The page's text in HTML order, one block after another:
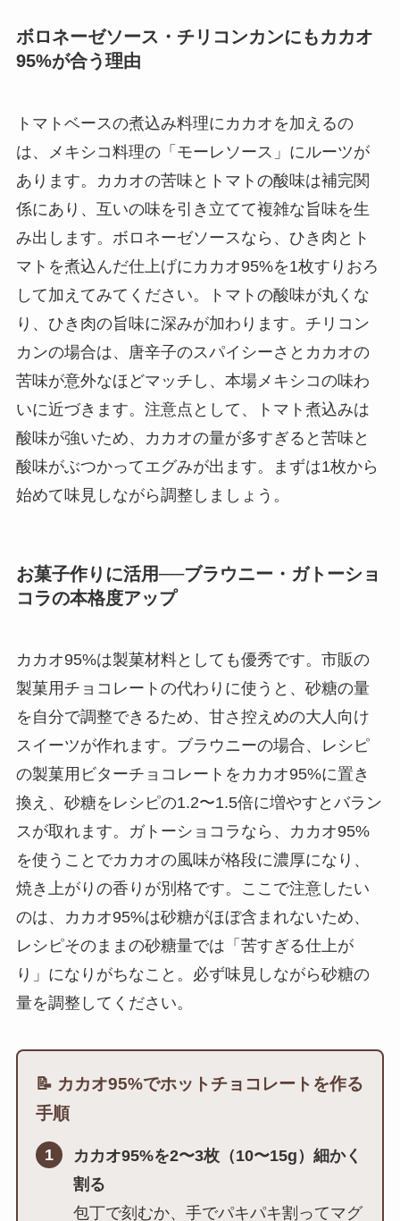
ボロネーゼソース・チリコンカンにもカカオ
95%が合う理由
トマトベースの煮込み料理にカカオを加えるの
は、メキシコ料理の「モーレソース」にルーツが
あります。カカオの苦味とトマトの酸味は補完関
係にあり、互いの味を引き立てて複雑な旨味を生
み出します。ボロネーゼソースなら、ひき肉とト
マトを煮込んだ仕上げにカカオ95%を1枚すりおろ
して加えてみてください。トマトの酸味が丸くな
り、ひき肉の旨味に深みが加わります。チリコン
カンの場合は、唐辛子のスパイシーさとカカオの
苦味が意外なほどマッチし、本場メキシコの味わ
いに近づきます。注意点として、トマト煮込みは
酸味が強いため、カカオの量が多すぎると苦味と
酸味がぶつかってエグみが出ます。まずは1枚から
始めて味見しながら調整しましょう。
お菓子作りに活用──ブラウニー・ガトーショ
コラの本格度アップ
カカオ95%は製菓材料としても優秀です。市販の
製菓用チョコレートの代わりに使うと、砂糖の量
を自分で調整できるため、甘さ控えめの大人向け
スイーツが作れます。ブラウニーの場合、レシピ
の製菓用ビターチョコレートをカカオ95%に置き
換え、砂糖をレシピの1.2〜1.5倍に増やすとバラン
スが取れます。ガトーショコラなら、カカオ95%
を使うことでカカオの風味が格段に濃厚になり、
焼き上がりの香りが別格です。ここで注意したい
のは、カカオ95%は砂糖がほぼ含まれないため、
レシピそのままの砂糖量では「苦すぎる仕上が
り」になりがちなこと。必ず味見しながら砂糖の
量を調整してください。
📝 カカオ95%でホットチョコレートを作る
手順
1
カカオ95%を2〜3枚（10〜15g）細かく
割る
包丁で刻むか、手でパキパキ割ってマグ